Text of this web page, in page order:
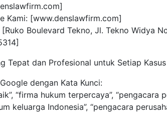
Kami: [www.denslawfirm.com]
Boulevard Tekno, Jl. Tekno Widya
Tepat dan Profesional untuk Setiap
dengan Kata Kunci:
“firma hukum terpercaya”, “pengacara
keluarga Indonesia”, “pengacara